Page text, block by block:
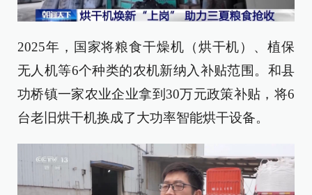
2025年，国家将粮食干燥机（烘干机）、植保
无人机等6个种类的农机新纳入补贴范围。和县
功桥镇一家农业企业拿到30万元政策补贴，将6
台老旧烘干机换成了大功率智能烘干设备。